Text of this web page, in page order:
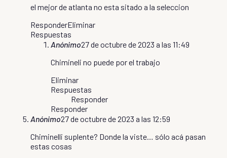
el mejor de atlanta no esta sitado a la seleccion
ResponderEliminar
Respuestas
Anónimo27 de octubre de 2023 a las 11:49
Chimineli no puede por el trabajo
Eliminar
Respuestas
Responder
Responder
Anónimo27 de octubre de 2023 a las 12:59
Chiminelli suplente? Donde la viste… sólo acá pasan
estas cosas